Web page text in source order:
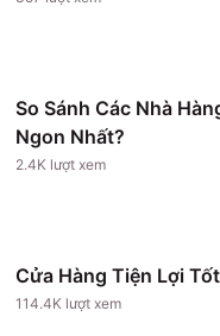
So Sánh Các Nhà
Ngon Nhất?
2.4K lượt xem
Cửa Hàng Tiện Lợi
114.4K lượt xem